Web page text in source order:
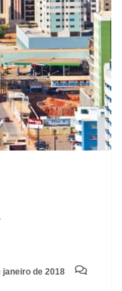
janeiro de 2018